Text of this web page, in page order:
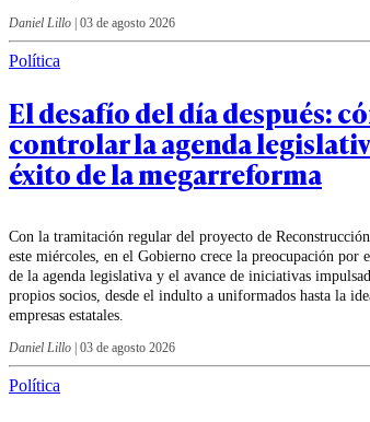
Daniel Lillo | 03 de agosto 2026
Política
El desafío del día después:
controlar la agenda
éxito de la megarreforma
Con la tramitación regular del proyecto de
este miércoles, en el Gobierno crece la preocupación por
de la agenda legislativa y el avance de iniciativas
propios socios, desde el indulto a uniformados hasta la
empresas estatales.
Daniel Lillo | 03 de agosto 2026
Política